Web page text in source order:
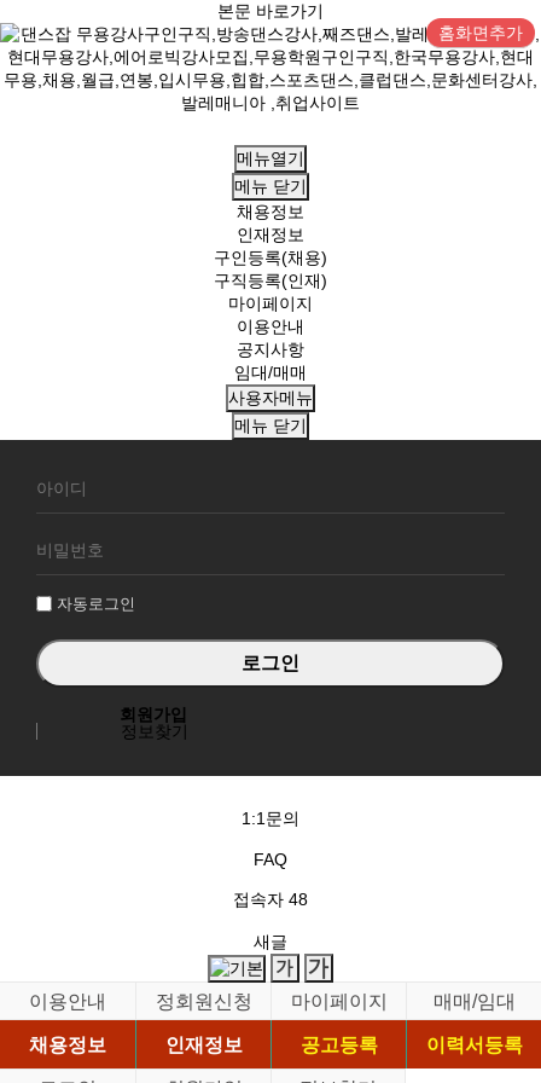
본문 바로가기
홈화면추가
메뉴열기
메뉴 닫기
채용정보
인재정보
구인등록(채용)
구직등록(인재)
마이페이지
이용안내
공지사항
임대/매매
사용자메뉴
메뉴 닫기
원
그
자동로그인
회원가입
정보찾기
1:1문의
FAQ
접속자 48
새글
이용안내 정회원신청 마이페이지
매매/임대
채용정보
인재정보 공고등록
이력서등록